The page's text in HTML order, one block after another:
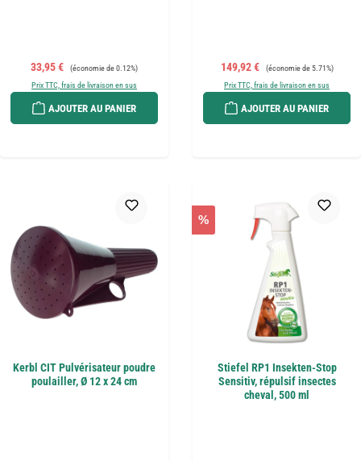
Prix de vente :
33,95 € Prix régulier :
(économie de 0.12%)
Prix TTC, frais de livraison en sus
AJOUTER AU PANIER
Prix de vente :
149,92 € Prix régulier :
(économie de 5.71%)
Prix TTC, frais de livraison en sus
AJOUTER AU PANIER
Kerbl CIT Pulvérisateur poudre
poulailler, Ø 12 x 24 cm
%
Stiefel RP1 Insekten-Stop
Sensitiv, répulsif insectes
cheval, 500 ml